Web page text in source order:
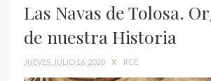
Las Navas de Tolosa.
de nuestra Historia
JUEVES, JULIO 16, 2020 X RCE